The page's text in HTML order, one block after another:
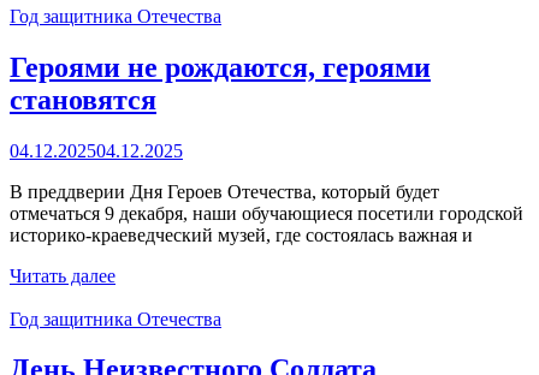
Год защитника Отечества
Героями не рождаются, героями
становятся
04.12.202504.12.2025
В преддверии Дня Героев Отечества, который будет
отмечаться 9 декабря, наши обучающиеся посетили городской
историко-краеведческий музей, где состоялась важная и
Читать далее
Год защитника Отечества